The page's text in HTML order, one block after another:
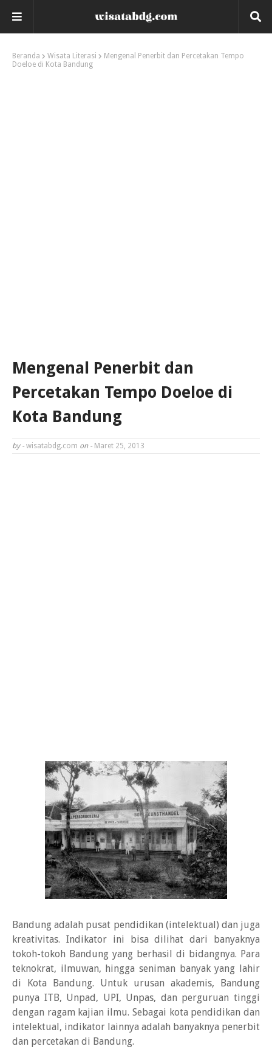
Beranda Wisata Literasi
Mengenal Penerbit dan Percetakan Tempo
Doeloe di Kota Bandung
Mengenal Penerbit dan
Percetakan Tempo Doeloe di
Kota Bandung
by - wisatabdg.com on - Maret 25, 2013
Bandung adalah pusat pendidikan (intelektual) dan juga
kreativitas. Indikator ini bisa dilihat dari banyaknya
tokoh-tokoh Bandung yang berhasil di bidangnya. Para
teknokrat, ilmuwan, hingga seniman banyak yang lahir
di Kota Bandung. Untuk urusan akademis, Bandung
punya ITB, Unpad, UPI, Unpas, dan perguruan tinggi
dengan ragam kajian ilmu. Sebagai kota pendidikan dan
intelektual, indikator lainnya adalah banyaknya penerbit
dan percetakan di Bandung.